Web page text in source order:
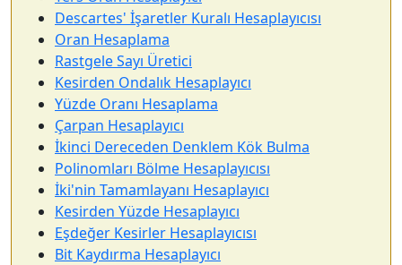
Descartes' İşaretler Kuralı Hesaplayıcısı
Oran Hesaplama
Rastgele Sayı Üretici
Kesirden Ondalık Hesaplayıcı
Yüzde Oranı Hesaplama
Çarpan Hesaplayıcı
İkinci Dereceden Denklem Kök Bulma
Polinomları Bölme Hesaplayıcısı
İki'nin Tamamlayanı Hesaplayıcı
Kesirden Yüzde Hesaplayıcı
Eşdeğer Kesirler Hesaplayıcısı
Bit Kaydırma Hesaplayıcı